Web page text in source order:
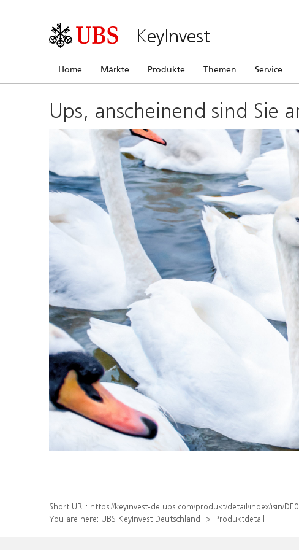
KeyInvest
Home Märkte Produkte Themen Service
Ups, anscheinend sind Sie
Short URL: https://keyinvest-de.ubs.com/produkt/detail/index/isin/
You are here: UBS KeyInvest Deutschland Produktdetail